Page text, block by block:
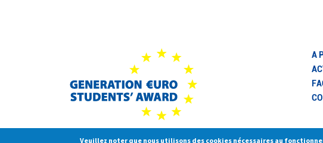
Veuillez noter que nous utilisons des cookies nécessaires au
A